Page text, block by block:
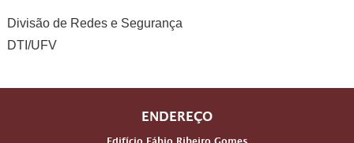
Divisão de Redes e Segurança
DTI/UFV
ENDEREÇO